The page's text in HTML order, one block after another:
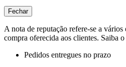
Fechar
A nota de reputação refere-se a
compra oferecida aos clientes. Saiba
Pedidos entregues no prazo